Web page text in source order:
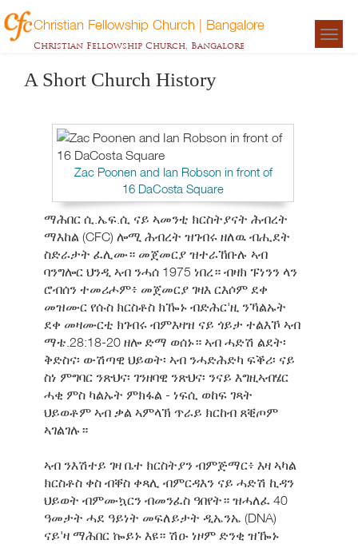
Christian Fellowship Church | Bangalore
Christian Fellowship Church, Bangalore
A Short Church History
Zac Poonen and Ian Robson in front of
16 DaCosta Square
ማሕበር ሲ.ኤፍ.ሲ ናይ ኣመንቲ ክርስትያናት ሕብረት
ማእከል (CFC) ሎሚ ሕብረት ዝገብሩ ዘለዉ ብሒደት
ስድራታት ፈሊሙ። መጀመርያ ዝተራኸቡሉ ኣብ
ባንግሎር ህንዲ ኣብ ንሓሰ 1975 ነበረ። ብዛክ ፑነንን ላን
ሮብሰን ተመሪሖም፥ መጀመርያ ገዛእ ርእሶም ደቀ
መዝሙር የሱስ ክርስቶስ ክዀኑ ብድሕር'ዚ ንኻልኡት
ደቀ መዛሙርቲ ክገብሩ ብምእዛዝ ናይ ጎይታ ተልእኾ ኣብ
ማቴ.28:18-20 ዘሎ ድማ ወሰኑ። ኣብ ሓድሽ ልደት፡
ቅድስና፡ ውሽጣዊ ህይወት፡ ኣብ ንሓድሕድካ ፍቕሪ፡ ናይ
ስነ ምግባር ንጽህና፡ ገንዘባዊ ንጽህና፡ ንናይ እግዚኣብሄር
ሓቂ ምስ ካልኡት ምክፋል - ነፍሲ ወከፍ ገጻት
ህይወቶም ኣብ ቃል ኣምላኽ ጥራይ ክርከብ ጸቒጦም
ኣገልገሉ።
ኣብ ንእሽተይ ገዛ ቤተ ክርስትያን ብምጅማር፥ እዛ ኣካል
ክርስቶስ ቀስ ብቐስ ቀጻሊ ብምርዳእን ናይ ሓድሽ ኪዳን
ህይወት ብምሙኳርን ብመንፈስ ዓበየት። ዝሓለፈ 40
ዓመታት ሓደ ዓይነት መፍለይታት ዲኤንኤ (DNA)
ናይ'ዛ ማሕበር ኰይኑ እዩ። ሽዑ ነዞም ድንቂ ዝዀኑ